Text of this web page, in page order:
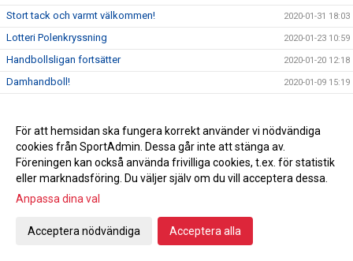
Stort tack och varmt välkommen! 2020-01-31 18:03
Lotteri Polenkryssning 2020-01-23 10:59
Handbollsligan fortsätter 2020-01-20 12:18
Damhandboll! 2020-01-09 15:19
Seger hemma mot Önnered 2019-12-27 21:12
Inför Önnered på hemmaplan 2019-12-27 00:35
God jul & Gott nytt år
Vinst mot Sävehof
Svenska mästarna gästar Ystad Arena
Vi söker ny kanslist
För att hemsidan ska fungera korrekt använder vi nödvändiga
cookies från SportAdmin. Dessa går inte att stänga av.
Föreningen kan också använda frivilliga cookies, t.ex. för statistik
eller marknadsföring. Du väljer själv om du vill acceptera dessa.
Anpassa dina val
Acceptera nödvändiga Acceptera alla